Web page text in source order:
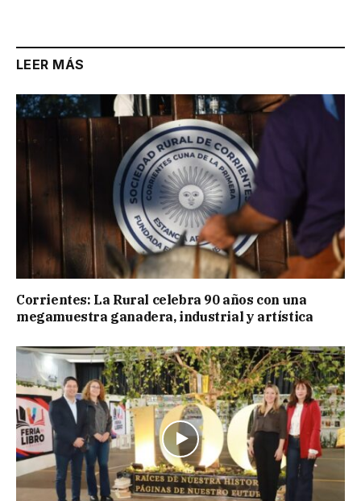
LEER MÁS
Corrientes: La Rural celebra 90 años con una
megamuestra ganadera, industrial y artística